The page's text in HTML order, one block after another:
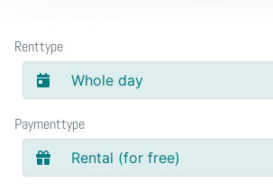
Renttype
Whole day
Paymenttype
Rental (for free)